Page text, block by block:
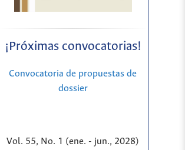
¡Próximas convocatorias!
Convocatoria de propuestas de
dossier
Vol. 55, No. 1 (ene. - jun., 2028)